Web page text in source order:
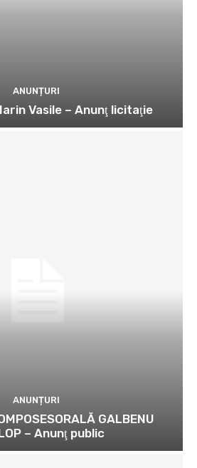
ANUNȚURI
Vasile – Anunţ licitaţie
ANUNȚURI
GALBENU
– Anunţ public